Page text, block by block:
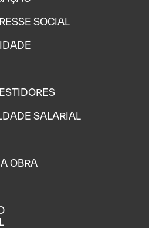
SOCIAL
SALARIAL
OBRA